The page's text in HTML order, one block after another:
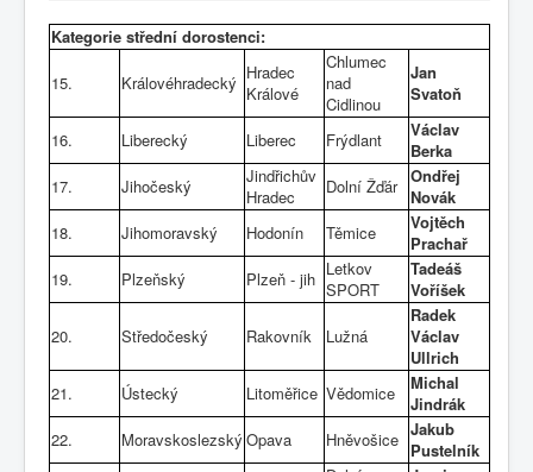
Kategorie střední dorostenci:
15. Královéhradecký Hradec
Králové
Chlumec
nad
Cidlinou
Jan
Svatoň
16. Liberecký Liberec Frýdlant
Václav
Berka
17.
Jihočeský
Jindřichův
Hradec
Dolní Žďár Ondřej
Novák
18.
Jihomoravský Hodonín Těmice
Vojtěch
Prachař
19.
Plzeňský Plzeň - jih Letkov
SPORT
Tadeáš
Voříšek
20. Středočeský Rakovník Lužná
Radek
Václav
Ullrich
21.
Ústecký Litoměřice Vědomice
Michal
Jindrák
22.
Moravskoslezský Opava Hněvošice Jakub
Pustelník